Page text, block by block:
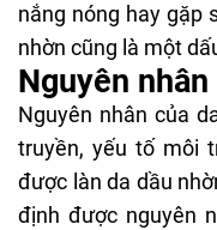
nắng nóng hay gặp
nhờn cũng là một
Nguyên
Nguyên nhân của
truyền, yếu tố môi
được làn da dầu
định được nguyên